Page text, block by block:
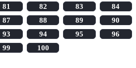
81 82 83
84
87 88 89
90
93 94 95
96
99 100